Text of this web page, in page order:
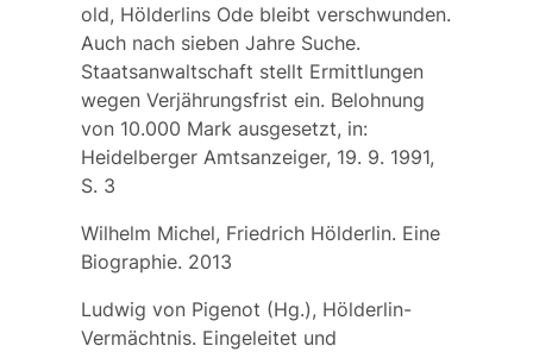
old, Hölderlins Ode bleibt verschwunden.
Auch nach sieben Jahre Suche.
Staatsanwaltschaft stellt Ermittlungen
wegen Verjährungsfrist ein. Belohnung
von 10.000 Mark ausgesetzt, in:
Heidelberger Amtsanzeiger, 19. 9. 1991,
S. 3
Wilhelm Michel, Friedrich Hölderlin. Eine
Biographie. 2013
Ludwig von Pigenot (Hg.), Hölderlin-
Vermächtnis. Eingeleitet und